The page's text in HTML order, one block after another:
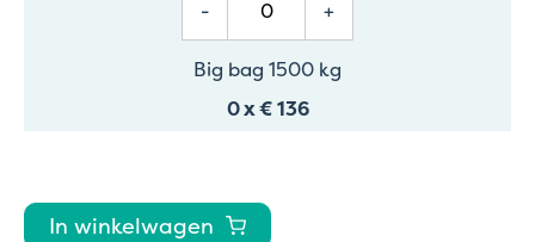
- +
Big bag 1500 kg
0x€ 136
In winkelwagen